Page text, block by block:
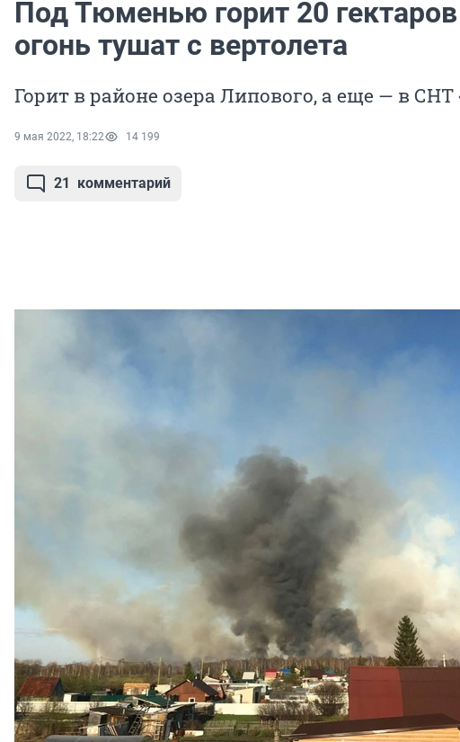
Под Тюменью горит 20
огонь тушат с вертолета
Горит в районе озера Липового, а еще — в СНТ
9 мая 2022, 18:22 14 199
21 комментарий